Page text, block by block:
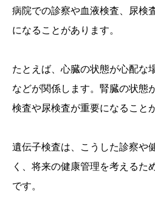
病院での診察や血液検査、尿検
になることがあります。
たとえば、心臓の状態が心配な
などが関係します。腎臓の状態
検査や尿検査が重要になること
遺伝子検査は、こうした診察や
く、将来の健康管理を考えるた
です。